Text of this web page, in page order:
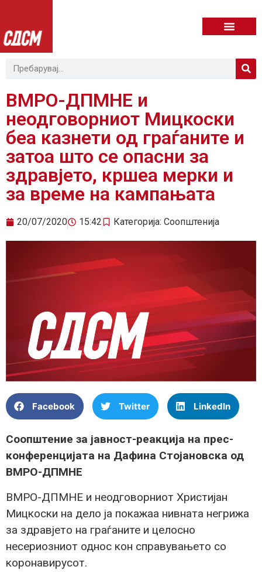
ВМРО-ДПМНЕ и
неодговорниот Мицкоски
беа казнети од граѓаните и
затоа што се опасни за
здравјето, кршеа мерки и
за време на кампањата
20/07/2020 15:42 Категорија: Соопштенија
Facebook Twitter LinkedIn
Соопштение за јавност-реакција на прес-
конференцијата на Дафина Стојановска од
ВМРО-ДПМНЕ
ВМРО-ДПМНЕ и неодговорниот Христијан
Мицкоски на дело ја покажаа нивната негрижа
за здравјето на граѓаните и целосно
несериозниот однос кон справувањето со
коронавирусот.